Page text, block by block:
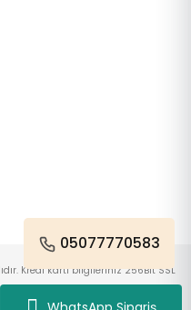
05077770583
Kredi kartı bilgileriniz 256Bit SSL